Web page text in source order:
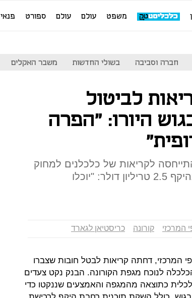
משפט עולם עולם ספורט פנאי
חברה וסביבה בשולי החדשות משבר האקלים
לביטול
היורו: "הפרה
לקריאות של כלכלנים למחוק
את החוב של המדינות לבנק, בהיקף 2.5 טריליון דולר: "יוכלו
המרכזי קורונה כריסטיאן לגארד
המרכזי, דחתה קריאות לבטל חובות שצברו
לנוכח מגפת הקורונה. הבנק נקט צעדים
כתוצאה מהמגפה והאמצעים שננקטו כדי